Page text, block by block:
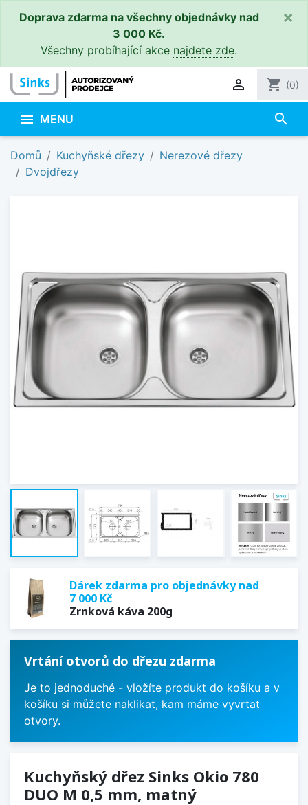
Doprava zdarma na všechny objednávky nad
3 000 Kč.
Všechny probíhající akce najdete zde.
×
 shopping_cart (0)
 MENU search
Domů Kuchyňské dřezy
Nerezové dřezy
Dvojdřezy
Dárek zdarma pro objednávky nad
7 000 Kč
Zrnková káva 200g
Vrtání otvorů do dřezu zdarma
Je to jednoduché - vložíte produkt do košíku a v
košíku si můžete naklikat, kam máme vyvrtat
otvory.
Kuchyňský dřez Sinks Okio 780
DUO M 0,5 mm, matný